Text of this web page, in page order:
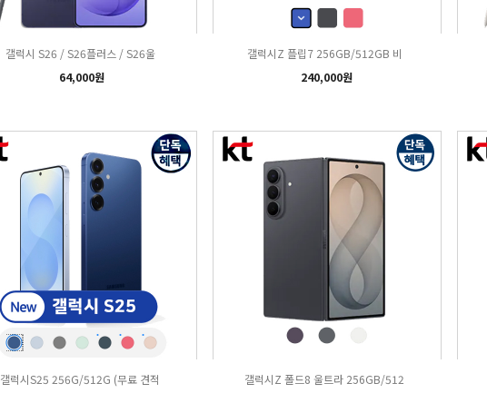
갤럭시 S26 / S26플러스 / S26울
64,000원
갤럭시Z 플립7 256GB/512GB 비
240,000원
갤럭시S25 256G/512G (무료 견적
갤럭시Z 폴드8 울트라 256GB/512